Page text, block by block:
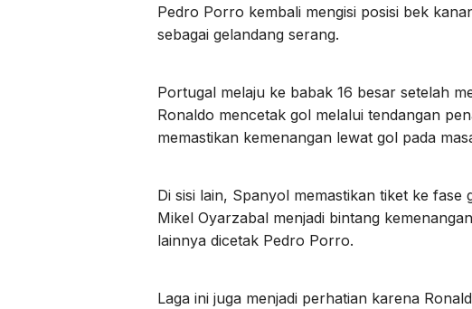
Pedro Porro kembali mengisi posisi bek
sebagai gelandang serang.
Portugal melaju ke babak 16 besar setelah
Ronaldo mencetak gol melalui tendangan
memastikan kemenangan lewat gol pada
Di sisi lain, Spanyol memastikan tiket ke
Mikel Oyarzabal menjadi bintang
lainnya dicetak Pedro Porro.
Laga ini juga menjadi perhatian karena